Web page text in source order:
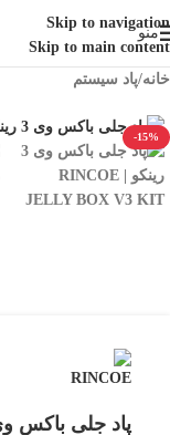
Skip to navigation
Skip to main content
منو
خانه/پاد سیستم
-15%